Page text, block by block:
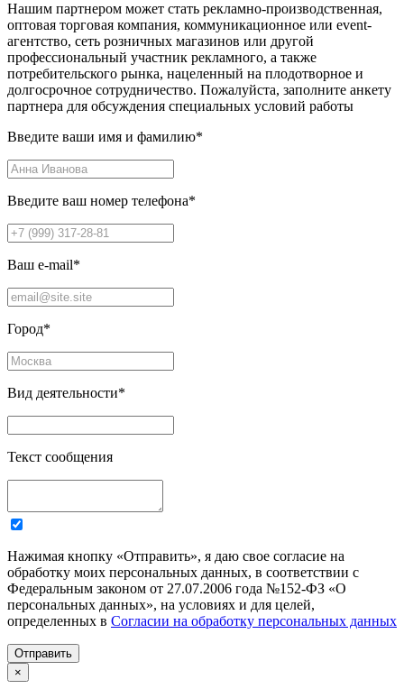
Нашим партнером может стать рекламно-производственная,
оптовая торговая компания, коммуникационное или event-
агентство, сеть розничных магазинов или другой
профессиональный участник рекламного, а также
потребительского рынка, нацеленный на плодотворное и
долгосрочное сотрудничество. Пожалуйста, заполните анкету
партнера для обсуждения специальных условий работы
Введите ваши имя и фамилию*
Введите ваш номер телефона*
Ваш e-mail*
Город*
Вид деятельности*
Текст сообщения
Нажимая кнопку «Отправить», я даю свое согласие на
обработку моих персональных данных, в соответствии с
Федеральным законом от 27.07.2006 года №152-ФЗ «О
персональных данных», на условиях и для целей,
определенных в Согласии на обработку персональных данных
Отправить
×